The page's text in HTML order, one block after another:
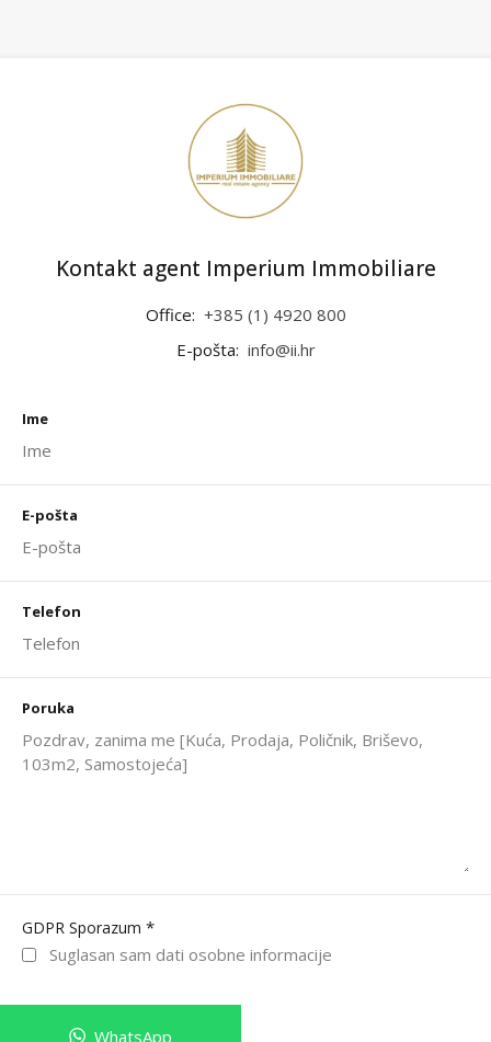
Kontakt agent Imperium Immobiliare
Office: +385 (1) 4920 800
E-pošta: info@ii.hr
Ime
E-pošta
Telefon
Poruka
GDPR Sporazum *
Suglasan sam dati osobne informacije
WhatsApp